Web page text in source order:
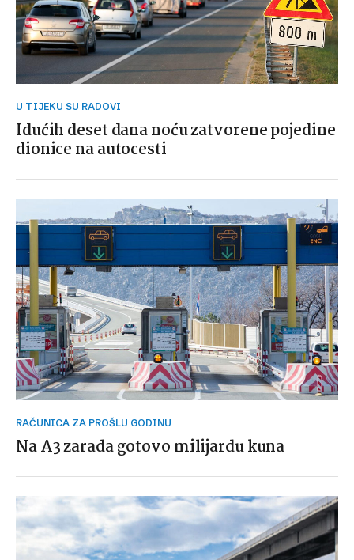
U TIJEKU SU RADOVI
Idućih deset dana noću zatvorene pojedine
dionice na autocesti
RAČUNICA ZA PROŠLU GODINU
Na A3 zarada gotovo milijardu kuna